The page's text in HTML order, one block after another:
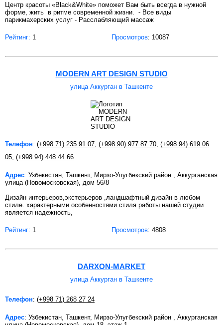
Центр красоты «Black&White» поможет Вам быть всегда в нужной
форме, жить в ритме современной жизни. - Все виды
парикмахерских услуг - Расслабляющий массаж
Рейтинг: 1 Просмотров: 10087
MODERN ART DESIGN STUDIO
улица Аккурган в Ташкенте
Телефон: (+998 71) 235 91 07 (+998 90) 977 87 70 (+998 94) 619 06
05 (+998 94) 448 44 66
Адрес: Узбекистан, Ташкент, Мирзо-Улугбекский район , Аккурганская
улица (Новомосковская), дом 56/8
Дизайн интерьеров,экстерьеров ,ландшафтный дизайн в любом
стиле. характерными особенностями стиля работы нашей студии
является надежность,
Рейтинг: 1 Просмотров: 4808
DARXON-MARKET
улица Аккурган в Ташкенте
Телефон: (+998 71) 268 27 24
Адрес: Узбекистан, Ташкент, Мирзо-Улугбекский район , Аккурганская